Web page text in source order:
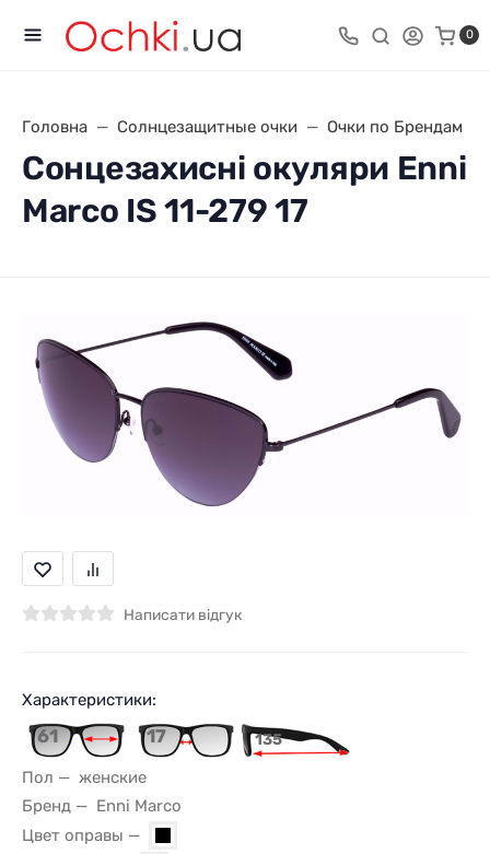
0
Головна Солнцезащитные очки Очки по Брендам
Сонцезахисні окуляри Enni
Marco IS 11-279 17
Написати відгук
Характеристики:
61 17 135
Пол
женские
Бренд
Enni Marco
Цвет оправы